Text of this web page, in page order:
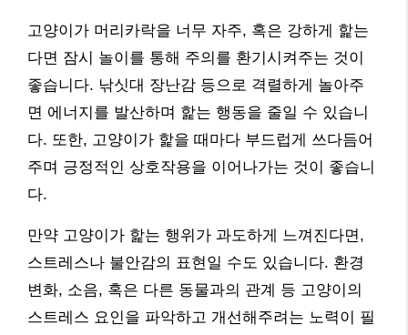
고양이가 머리카락을 너무 자주, 혹은 강하게 핥는
다면 잠시 놀이를 통해 주의를 환기시켜주는 것이
좋습니다. 낚싯대 장난감 등으로 격렬하게 놀아주
면 에너지를 발산하며 핥는 행동을 줄일 수 있습니
다. 또한, 고양이가 핥을 때마다 부드럽게 쓰다듬어
주며 긍정적인 상호작용을 이어나가는 것이 좋습니
다.
만약 고양이가 핥는 행위가 과도하게 느껴진다면,
스트레스나 불안감의 표현일 수도 있습니다. 환경
변화, 소음, 혹은 다른 동물과의 관계 등 고양이의
스트레스 요인을 파악하고 개선해주려는 노력이 필